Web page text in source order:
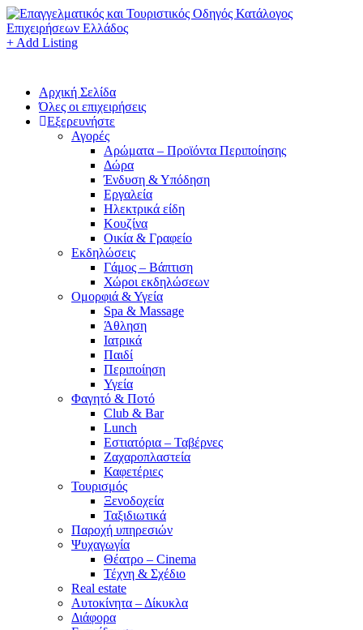
+ Add Listing
Αρχική Σελίδα
Όλες οι επιχειρήσεις
Εξερευνήστε
Αγορές
Αρώματα – Προϊόντα Περιποίησης
Δώρα
Ένδυση & Υπόδηση
Εργαλεία
Ηλεκτρικά είδη
Κουζίνα
Οικία & Γραφείο
Εκδηλώσεις
Γάμος – Βάπτιση
Χώροι εκδηλώσεων
Ομορφιά & Υγεία
Spa & Massage
Άθληση
Ιατρικά
Παιδί
Περιποίηση
Υγεία
Φαγητό & Ποτό
Club & Bar
Lunch
Εστιατόρια – Ταβέρνες
Ζαχαροπλαστεία
Καφετέριες
Τουρισμός
Ξενοδοχεία
Ταξιδιωτικά
Παροχή υπηρεσιών
Ψυχαγωγία
Θέατρο – Cinema
Τέχνη & Σχέδιο
Real estate
Αυτοκίνητα – Δίκυκλα
Διάφορα